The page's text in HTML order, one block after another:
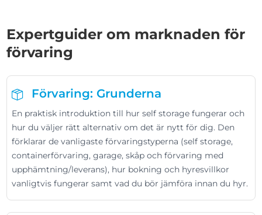
Expertguider om marknaden för
förvaring
Förvaring: Grunderna
En praktisk introduktion till hur self storage fungerar och
hur du väljer rätt alternativ om det är nytt för dig. Den
förklarar de vanligaste förvaringstyperna (self storage,
containerförvaring, garage, skåp och förvaring med
upphämtning/leverans), hur bokning och hyresvillkor
vanligtvis fungerar samt vad du bör jämföra innan du hyr.